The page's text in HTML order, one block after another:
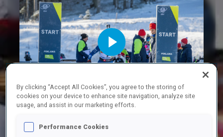
Play
By clicking “Accept All Cookies”, you agree to the storing of
cookies on your device to enhance site navigation, analyze site
usage, and assist in our marketing efforts.
Performance Cookies